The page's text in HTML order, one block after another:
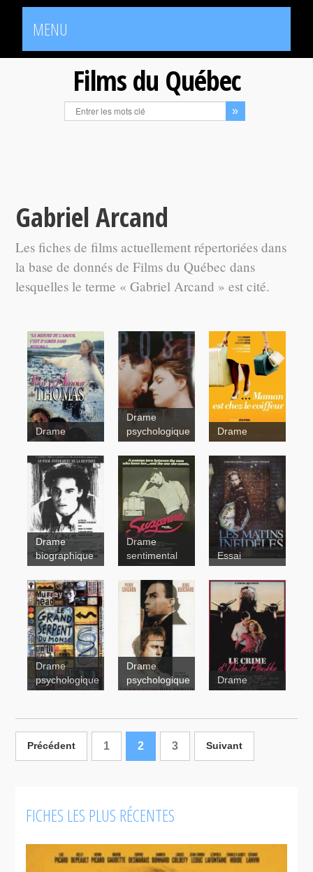
MENU
Films du Québec
Gabriel Arcand
Les fiches de films actuellement répertoriées dans
la base de donnés de Films du Québec dans
lesquelles le terme « Gabriel Arcand » est cité.
Pour
l'amour de
Thomas
Drame
Post
Mortem
Drame
psychologique
Maman est
chez le
coiffeur
Drame
Nelligan
Drame
biographique
Drame
sentimental
Les matins
infidèles
Essai
serpent du
monde
movie
Drame
psychologique
d'un
meurtrier
Drame
psychologique
Les Plouffe
Drame
Précédent 1 2 3 Suivant
FICHES LES PLUS RÉCENTES